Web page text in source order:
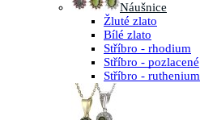
Náušnice
Žluté zlato
Bílé zlato
Stříbro - rhodium
Stříbro - pozlacené
Stříbro - ruthenium